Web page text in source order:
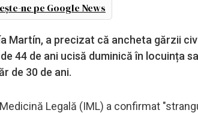
ne pe Google News
Martín, a precizat că ancheta gărzii
44 de ani ucisă duminică în locuința
de 30 de ani.
Legală (IML) a confirmat